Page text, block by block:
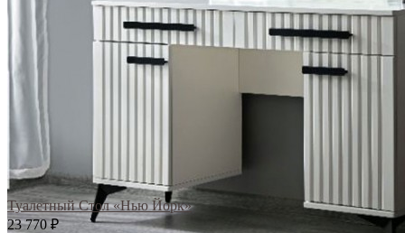
Туалетный Стол «Нью Йорк»
23 770₽